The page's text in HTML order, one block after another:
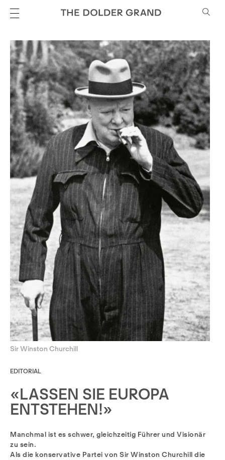
EDITORIAL
«LASSEN SIE EUROPA
ENTSTEHEN!»
Manchmal ist es schwer, gleichzeitig Führer und Visionär
zu sein.
Als die konservative Partei von Sir Winston Churchill die
Sir Winston Churchill